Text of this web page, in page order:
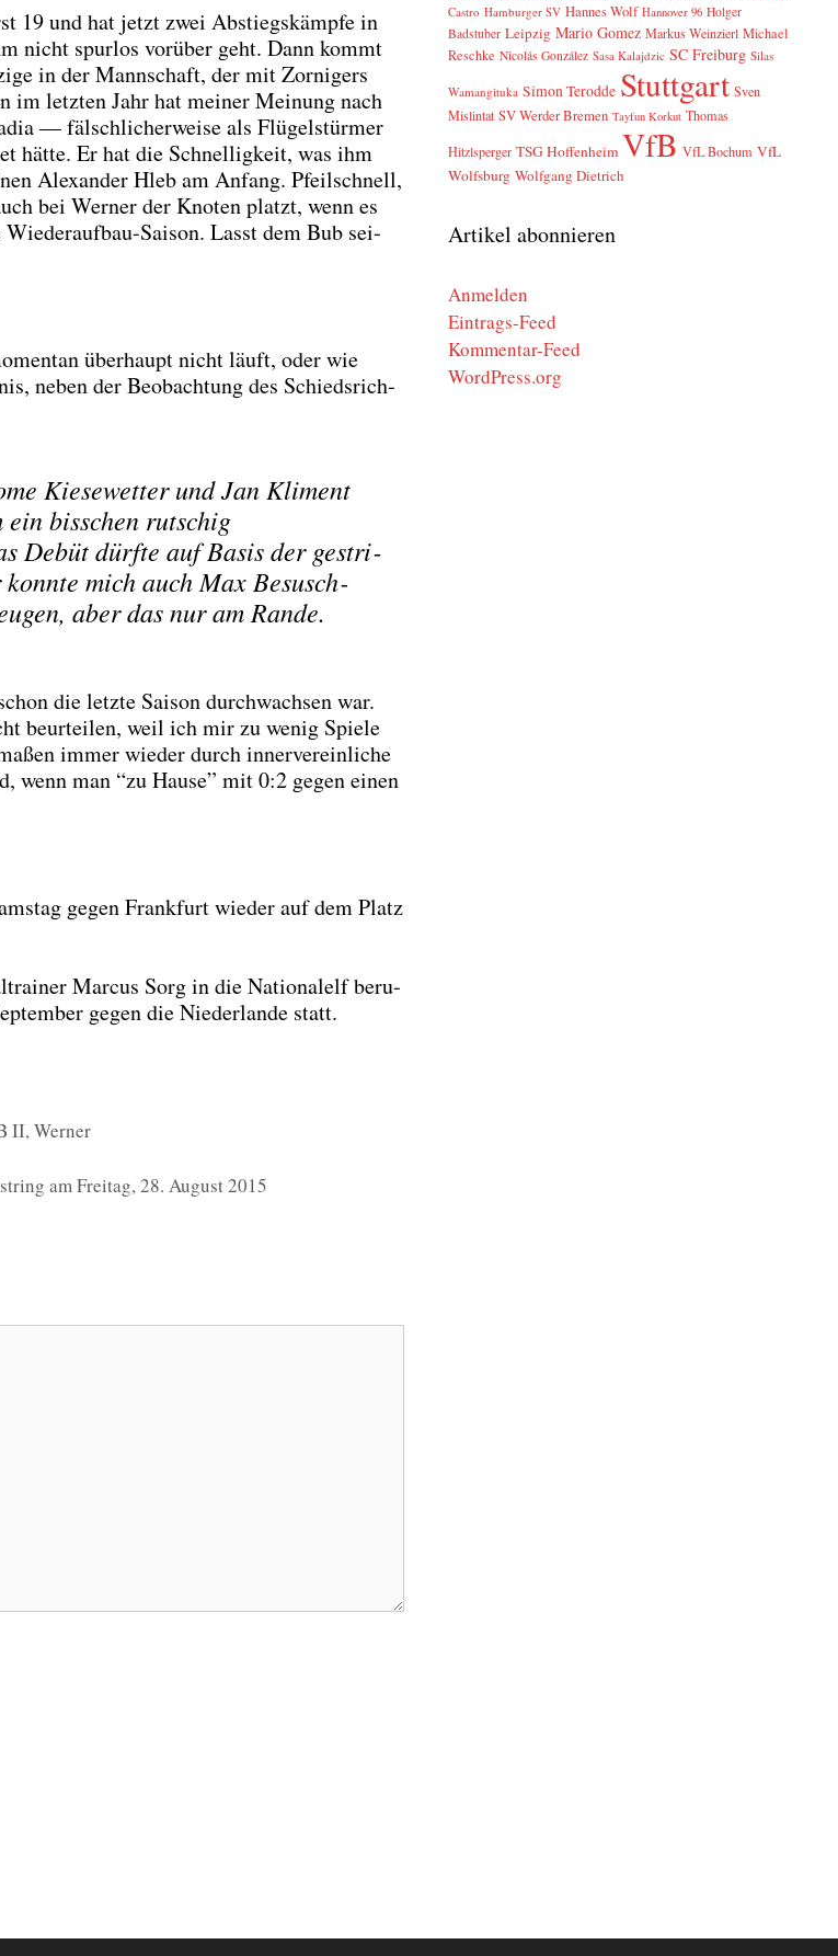
19 und hat jetzt zwei Abstiegs­kämp­fe in
nicht spur­los vor­über geht. Dann kommt
in der Mann­schaft, der mit Zor­ni­gers
im letz­ten Jahr hat mei­ner Mei­nung nach
— fälsch­li­cher­wei­se als Flü­gel­stür­mer
hät­te. Er hat die Schnel­lig­keit, was ihm
Alex­an­der Hleb am Anfang. Pfeil­schnell,
bei Wer­ner der Kno­ten platzt, wenn es
Sai­son. Lasst dem Bub sei­
über­haupt nicht läuft, oder wie
neben der Beob­ach­tung des Schieds­rich­
Kie­se­wet­ter und Jan Kli­ment
biss­chen rut­schig
Debüt dürf­te auf Basis der gest­ri­
mich auch Max Besusch­
aber das nur am Ran­de.
die letz­te Sai­son durch­wach­sen war.
beur­tei­len, weil ich mir zu wenig Spie­le
immer wie­der durch inner­ver­ein­li­che
wenn man “zu Hau­se” mit 0:2 gegen einen
gegen Frank­furt wie­der auf dem Platz
Mar­cus Sorg in die Natio­nal­elf beru­
gegen die Nie­der­lan­de statt.
II,Werner
am Freitag, 28. August 2015
Castro Hamburger SV Hannes Wolf Hannover 96 Holger
Badstuber Leipzig Mario Gomez Markus Weinzierl Michael
Reschke Nicolás González Sasa Kalajdzic SC Freiburg Silas
Wamangituka Simon Terodde Stuttgart Sven
Mislintat SV Werder Bremen Tayfun Korkut Thomas
Hitzlsperger TSG Hoffenheim VfB VfL Bochum VfL
Wolfsburg Wolfgang Dietrich
Artikel abonnieren
Anmelden
Eintrags-Feed
Kommentar-Feed
WordPress.org